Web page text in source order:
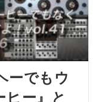
ーでもウ
ー』と